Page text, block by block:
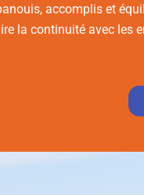
accomplis et
la continuité avec les